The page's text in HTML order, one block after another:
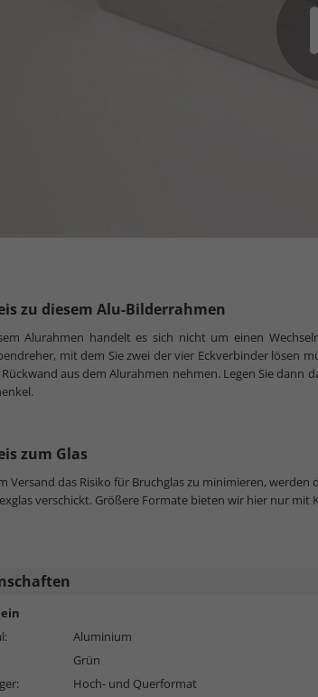
zu diesem Alu-Bilderrahmen
Alurahmen handelt es sich nicht um einen
mit dem Sie zwei der vier Eckverbinder lösen
aus dem Alurahmen nehmen. Legen Sie dann
zum Glas
Versand das Risiko für Bruchglas zu minimieren,
verschickt. Größere Formate bieten wir hier nur mit
Aluminium
Grün
Hoch- und Querformat